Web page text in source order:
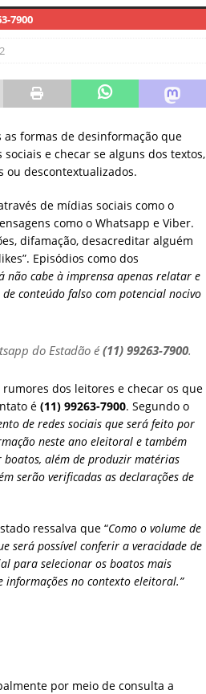
errada, quem responde pela conta?
7900
2
as formas de desinformação que
e checar se alguns dos textos,
ou descontextualizados.
de mídias sociais como o
como o Whatsapp e Viber.
difamação, desacreditar alguém
Episódios como dos
não cabe à imprensa apenas relatar e
conteúdo falso com potencial nocivo
do Estadão é (11) 99263-7900.
dos leitores e checar os que
é (11) 99263-7900. Segundo o
de redes sociais que será feito por
neste ano eleitoral e também
boatos, além de produzir matérias
serão verificadas as declarações de
ressalva que “Como o volume de
será possível conferir a veracidade de
para selecionar os boatos mais
informações no contexto eleitoral.”
por meio de consulta a